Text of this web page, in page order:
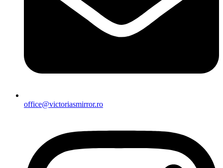
office@victoriasmirror.ro